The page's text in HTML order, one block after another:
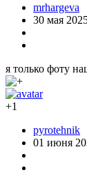
mrhargeva
30 мая
я только фоту
+1
pyrotehnik
01 июня